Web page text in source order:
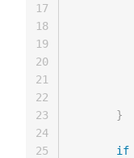
}
if
17
18
19
20
21
22
23
24
25